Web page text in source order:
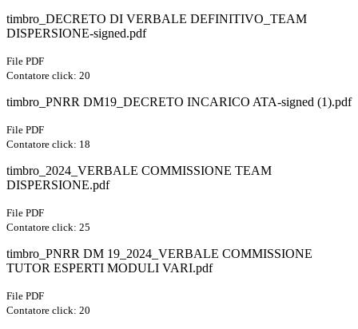
timbro_DECRETO DI VERBALE DEFINITIVO_TEAM
DISPERSIONE-signed.pdf
File PDF
Contatore click: 20
timbro_PNRR DM19_DECRETO INCARICO ATA-signed (1).pdf
File PDF
Contatore click: 18
timbro_2024_VERBALE COMMISSIONE TEAM
DISPERSIONE.pdf
File PDF
Contatore click: 25
timbro_PNRR DM 19_2024_VERBALE COMMISSIONE
TUTOR ESPERTI MODULI VARI.pdf
File PDF
Contatore click: 20